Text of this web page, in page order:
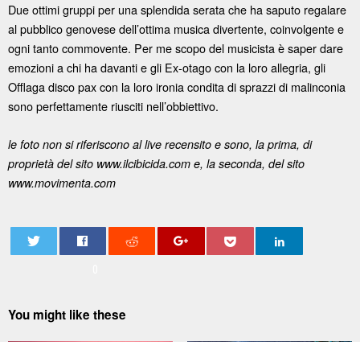
Due ottimi gruppi per una splendida serata che ha saputo regalare
al pubblico genovese dell’ottima musica divertente, coinvolgente e
ogni tanto commovente. Per me scopo del musicista è saper dare
emozioni a chi ha davanti e gli Ex-otago con la loro allegria, gli
Offlaga disco pax con la loro ironia condita di sprazzi di malinconia
sono perfettamente riusciti nell’obbiettivo.
le foto non si riferiscono al live recensito e sono, la prima, di
proprietà del sito www.ilcibicida.com e, la seconda, del sito
www.movimenta.com
You might like these